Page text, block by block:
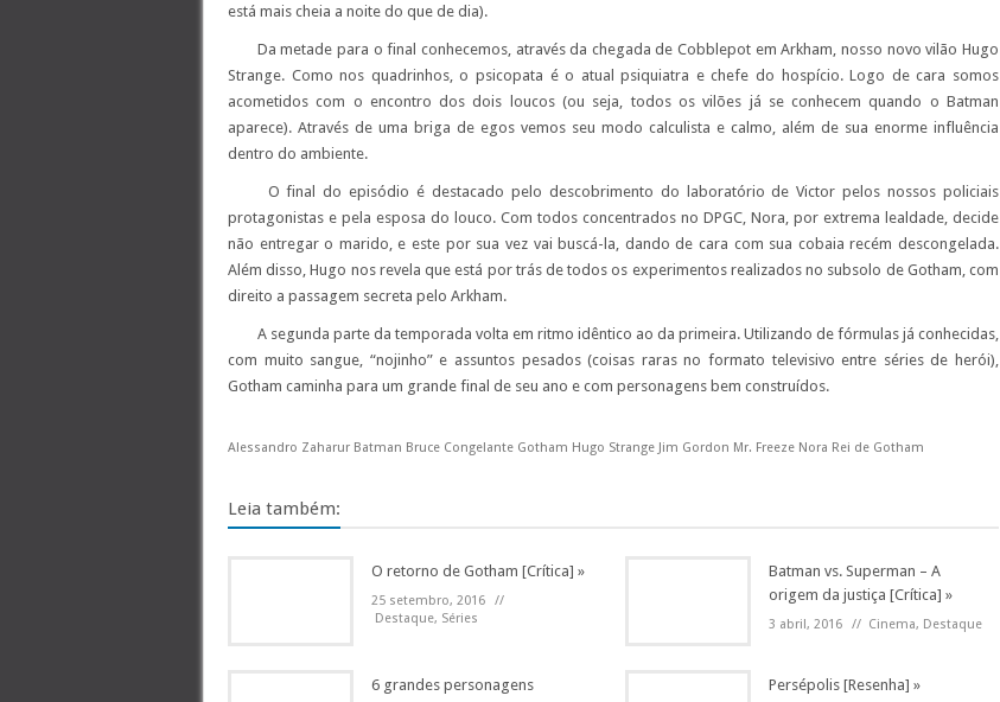
está mais cheia a noite do que de dia).
Da metade para o final conhecemos, através da chegada de Cobblepot em Arkham, nosso novo vilão Hugo
Strange. Como nos quadrinhos, o psicopata é o atual psiquiatra e chefe do hospício. Logo de cara somos
acometidos com o encontro dos dois loucos (ou seja, todos os vilões já se conhecem quando o Batman
aparece). Através de uma briga de egos vemos seu modo calculista e calmo, além de sua enorme influência
dentro do ambiente.
O final do episódio é destacado pelo descobrimento do laboratório de Victor pelos nossos policiais
protagonistas e pela esposa do louco. Com todos concentrados no DPGC, Nora, por extrema lealdade, decide
não entregar o marido, e este por sua vez vai buscá-la, dando de cara com sua cobaia recém descongelada.
Além disso, Hugo nos revela que está por trás de todos os experimentos realizados no subsolo de Gotham, com
direito a passagem secreta pelo Arkham.
A segunda parte da temporada volta em ritmo idêntico ao da primeira. Utilizando de fórmulas já conhecidas,
com muito sangue, “nojinho” e assuntos pesados (coisas raras no formato televisivo entre séries de herói),
Gotham caminha para um grande final de seu ano e com personagens bem construídos.
Alessandro Zaharur Batman Bruce Congelante Gotham Hugo Strange Jim Gordon Mr. Freeze Nora Rei de Gotham
Leia também:
O retorno de Gotham [Crítica] »
25 setembro, 2016
//
Destaque, Séries
Batman vs. Superman – A
origem da justiça [Crítica] »
3 abril, 2016 // Cinema, Destaque
6 grandes personagens
Persépolis [Resenha] »